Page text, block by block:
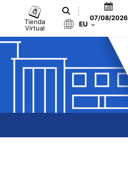
Tienda
Virtual
07/08/2026
EU